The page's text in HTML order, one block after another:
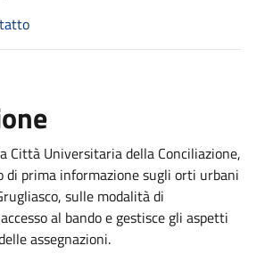
Città Universitaria della Conciliazione,
di prima informazione sugli orti urbani
sulle modalità di
al bando e gestisce gli aspetti
assegnazioni.